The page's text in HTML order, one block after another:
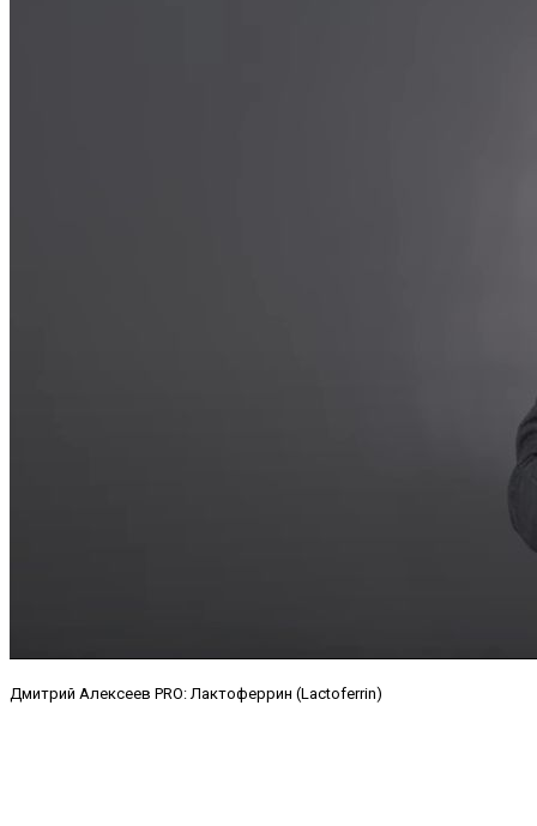
Дмитрий Алексеев PRO: Лактоферрин (Lactoferrin)